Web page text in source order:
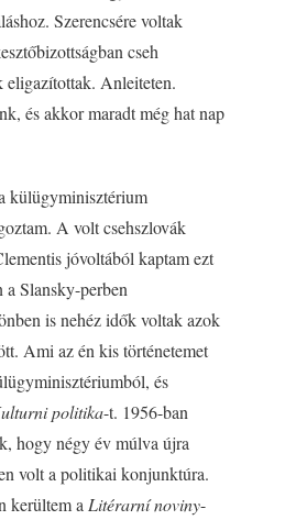
Szerencsére voltak
cseh
eligazítottak. Anleiteten.
és akkor maradt még hat nap
külügyminisztérium
A volt csehszlovák
jóvoltából kaptam ezt
a Slansky-perben
is nehéz idők voltak azok
Ami az én kis történetemet
és
politika-t. 1956-ban
hogy négy év múlva újra
volt a politikai konjunktúra.
kerültem a Litérarní noviny-